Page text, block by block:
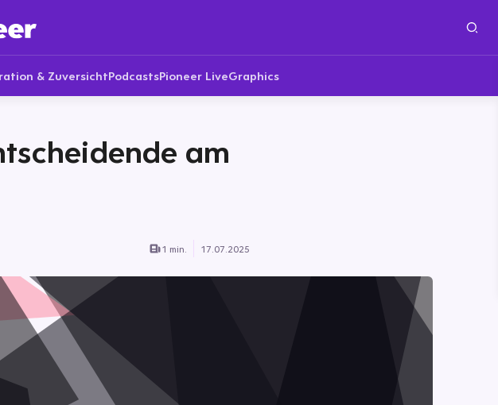
& ZuversichtPodcastsPioneer LiveGraphics
am
1 min. 17.07.2025